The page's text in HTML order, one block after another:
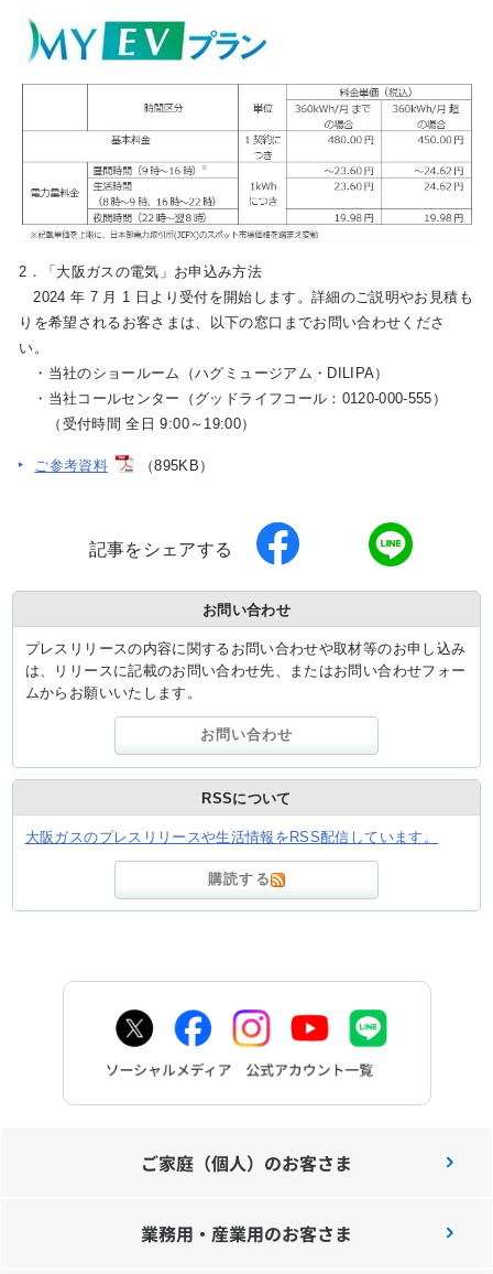
2．「大阪ガスの電気」お申込み方法
2024 年 7 月 1 日より受付を開始します。詳細のご説明やお見積も
りを希望されるお客さまは、以下の窓口までお問い合わせくださ
い。
・当社のショールーム（ハグミュージアム・DILIPA）
・当社コールセンター（グッドライフコール：0120-000-555）
（受付時間 全日 9:00～19:00）
ご参考資料 （895KB）
記事をシェアする
お問い合わせ
プレスリリースの内容に関するお問い合わせや取材等のお申し込み
は、リリースに記載のお問い合わせ先、またはお問い合わせフォー
ムからお願いいたします。
お問い合わせ
RSSについて
大阪ガスのプレスリリースや生活情報をRSS配信しています。
購読する
ご家庭（個人）のお客さま
業務用・産業用のお客さま